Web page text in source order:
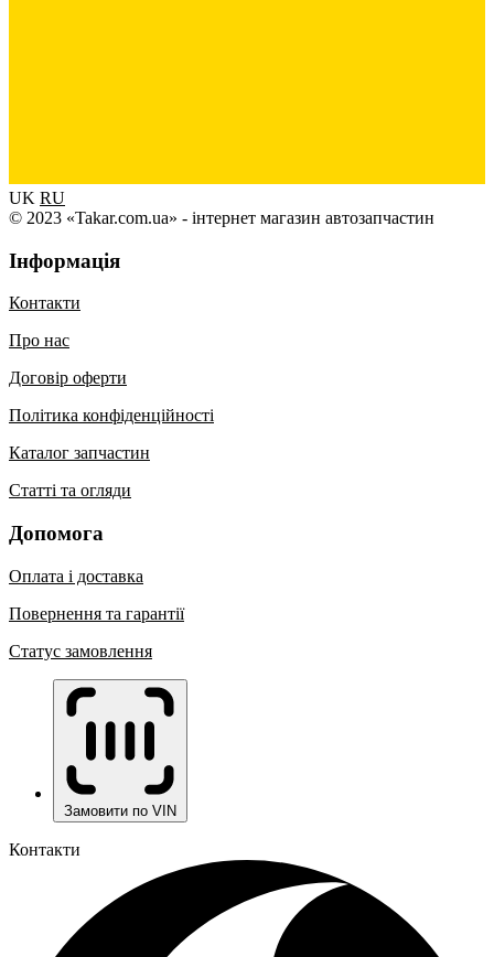
UK RU
© 2023 «Takar.com.ua» - інтернет магазин автозапчастин
Інформація
Контакти
Про нас
Договір оферти
Політика конфіденційності
Каталог запчастин
Статті та огляди
Допомога
Оплата і доставка
Повернення та гарантії
Статус замовлення
Замовити по VIN
Контакти